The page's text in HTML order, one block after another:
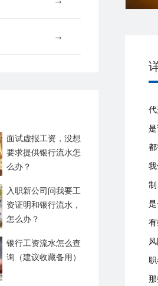
→
面试虚报工资，没想
要求提供银行流水怎
么办？
入职新公司问我要工
资证明和银行流水，
怎么办？
银行工资流水怎么查
询（建议收藏备用）